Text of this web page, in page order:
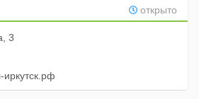
открыто
3
иркутск.рф